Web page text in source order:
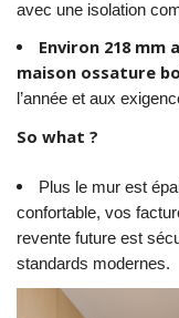
avec une isolation
Environ 218 mm
maison ossature
l’année et aux
So what ?
Plus le mur est
confortable, vos
revente future est
standards modernes.